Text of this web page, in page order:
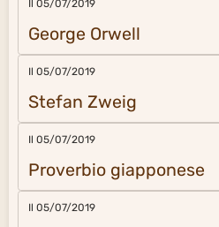
Il 05/07/2019
George Orwell
Il 05/07/2019
Stefan Zweig
Il 05/07/2019
Proverbio giapponese
Il 05/07/2019